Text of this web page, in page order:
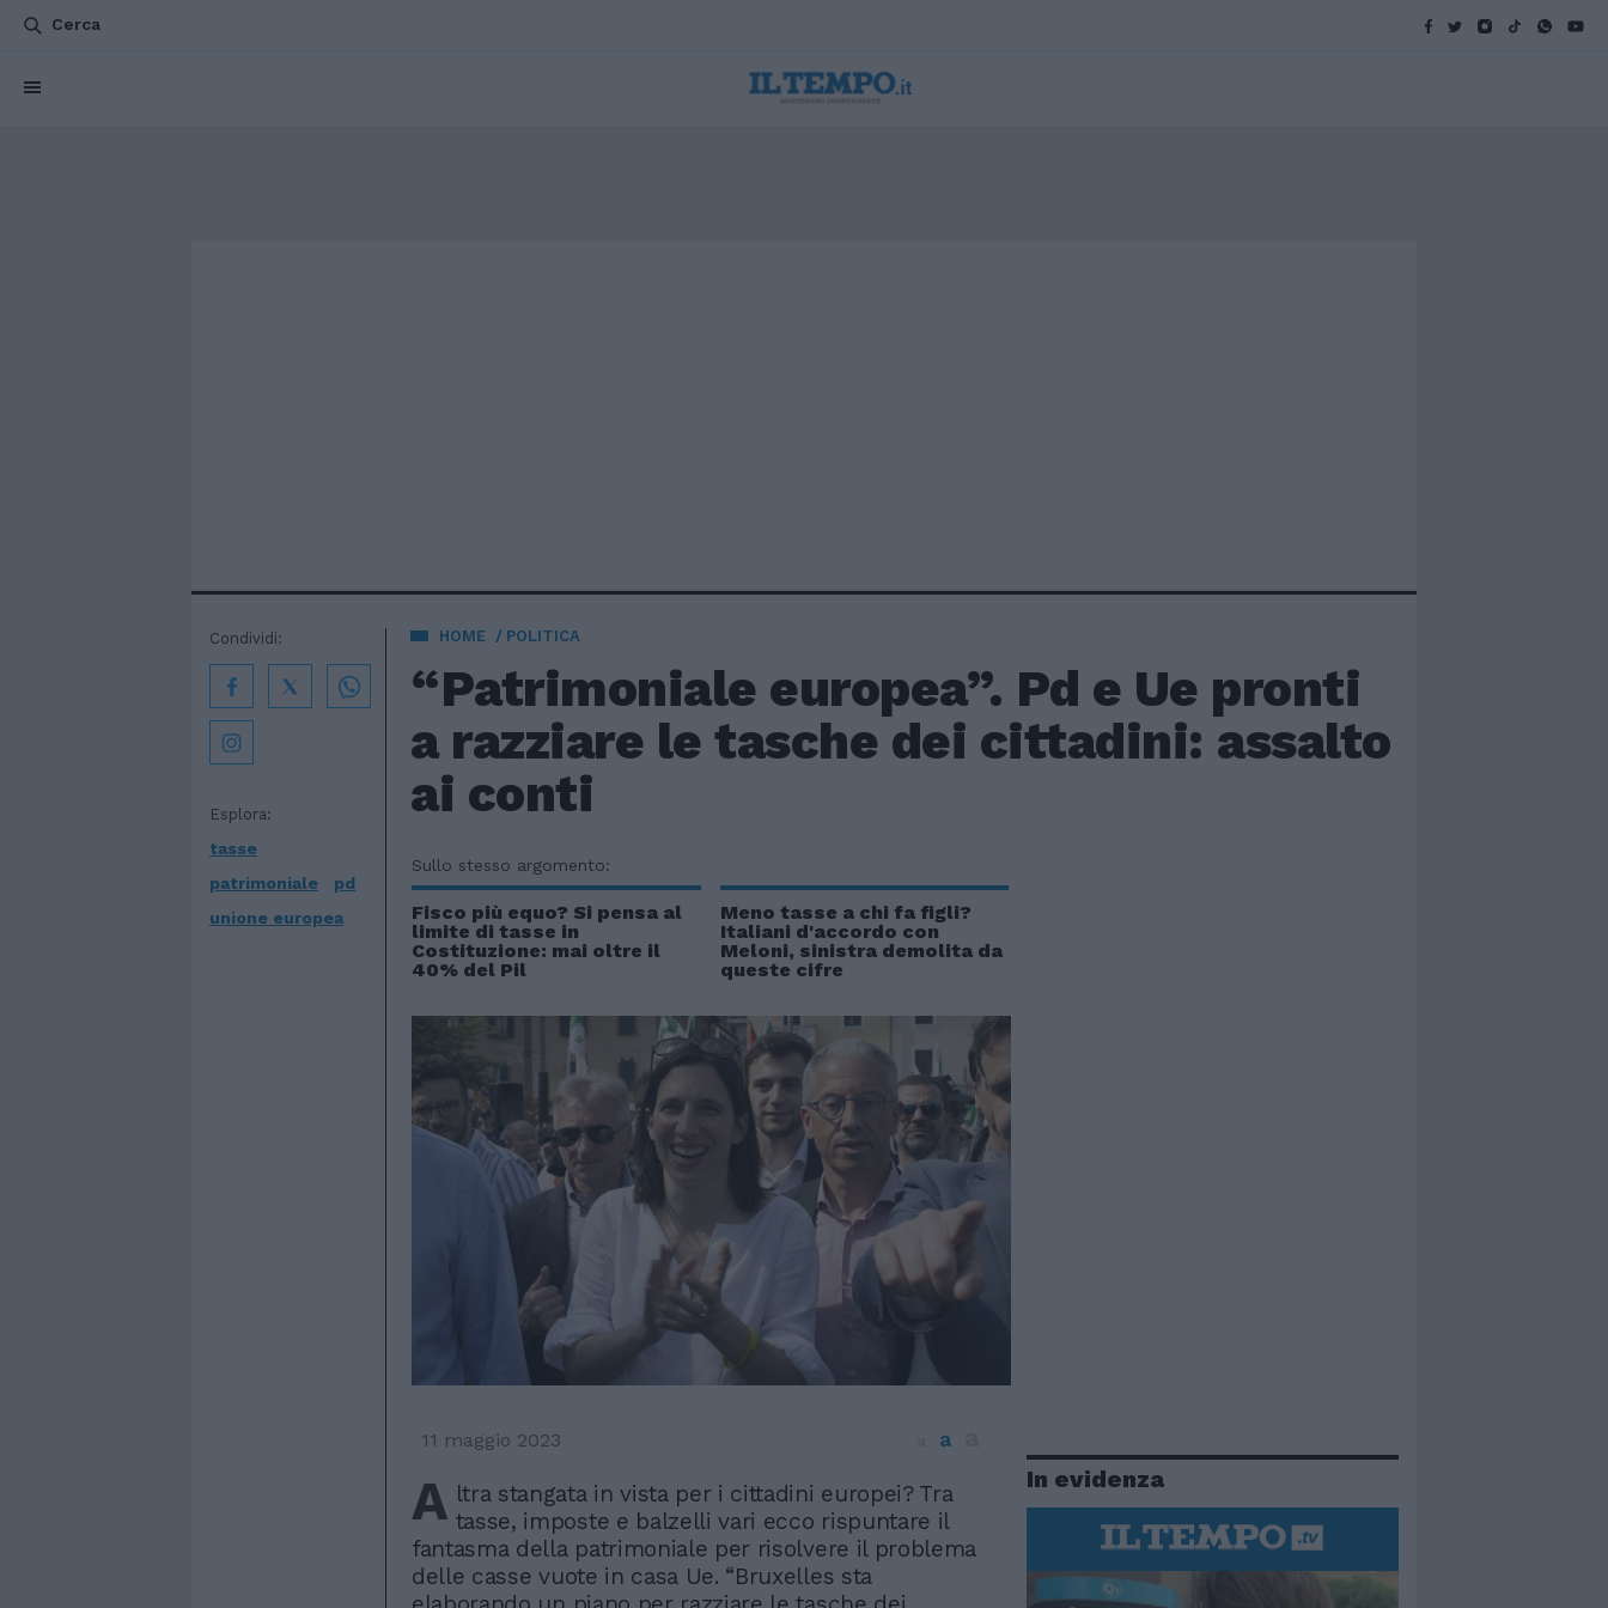
Cerca
HOME POLITICA
“Patrimoniale europea”. Pd e Ue pronti
a razziare le tasche dei cittadini: assalto
ai conti
Esplora:
tasse
patrimoniale
pd
unione europea
Condividi:
Sullo stesso argomento:
Fisco più equo? Si pensa al
limite di tasse in
Costituzione: mai oltre il
40% del Pil
Meno tasse a chi fa figli?
Italiani d'accordo con
Meloni, sinistra demolita da
queste cifre
11 maggio 2023 a
A ltra stangata in vista per i cittadini europei? Tra
tasse, imposte e balzelli vari ecco rispuntare il
fantasma della patrimoniale per risolvere il problema
delle casse vuote in casa Ue. “Bruxelles sta
In evidenza